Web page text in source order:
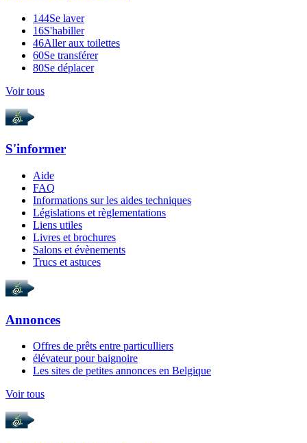
144Se laver
16S'habiller
46Aller aux toilettes
60Se transférer
80Se déplacer
Voir tous
S'informer
Aide
FAQ
Informations sur les aides techniques
Législations et règlementations
Liens utiles
Livres et brochures
Salons et évènements
Trucs et astuces
Annonces
Offres de prêts entre particulliers
élévateur pour baignoire
Les sites de petites annonces en Belgique
Voir tous